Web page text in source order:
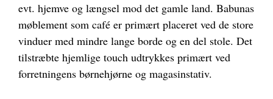
evt. hjemve og længsel mod det gamle land. Babunas
møblement som café er primært placeret ved de store
vinduer med mindre lange borde og en del stole. Det
tilstræbte hjemlige touch udtrykkes primært ved
forretningens børnehjørne og magasinstativ.